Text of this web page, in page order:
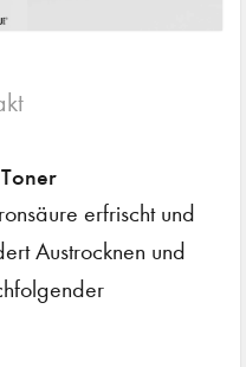
erfrischt und
Austrocknen und